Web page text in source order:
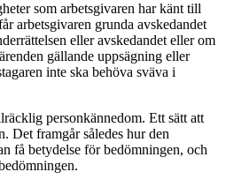
som arbetsgivaren har känt till
arbetsgivaren grunda avskedandet
eller avskedandet eller om
gällande uppsägning eller
inte ska behöva sväva i
personkännedom. Ett sätt att
Det framgår således hur den
få betydelse för bedömningen, och